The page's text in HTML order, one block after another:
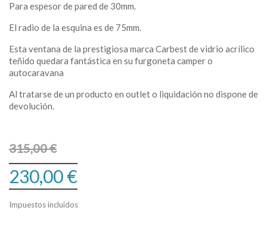
Para espesor de pared de 30mm.
El radio de la esquina es de 75mm.
Esta ventana de la prestigiosa marca Carbest de vidrio acrílico
teñido quedara fantástica en su furgoneta camper o
autocaravana
Al tratarse de un producto en outlet o liquidación no dispone de
devolución.
315,00 €
230,00 €
Impuestos incluidos